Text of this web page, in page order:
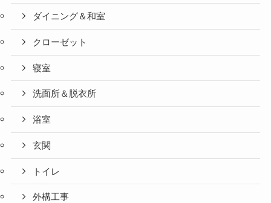
ダイニング＆和室
クローゼット
寝室
洗面所＆脱衣所
浴室
玄関
トイレ
外構工事